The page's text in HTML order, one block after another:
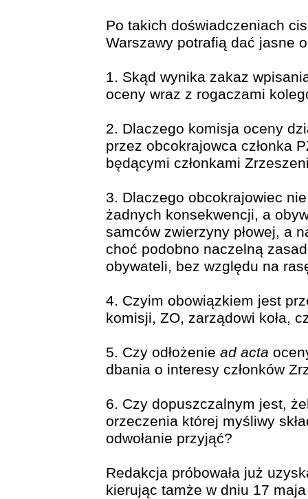
Po takich doświadczeniach
Warszawy potrafią dać jasne
1. Skąd wynika zakaz
oceny wraz z rogaczami
2. Dlaczego komisja oceny
przez obcokrajowca członka
będącymi członkami
3. Dlaczego obcokrajowiec
żadnych konsekwencji, a
samców zwierzyny płowej, a
choć podobno naczelną
obywateli, bez względu na
4. Czyim obowiązkiem jest
komisji, ZO, zarządowi koła,
5. Czy odłożenie ad acta
dbania o interesy członków
6. Czy dopuszczalnym jest,
orzeczenia której myśliwy
odwołanie przyjąć?
Redakcja próbowała już
kierując tamże w dniu 17